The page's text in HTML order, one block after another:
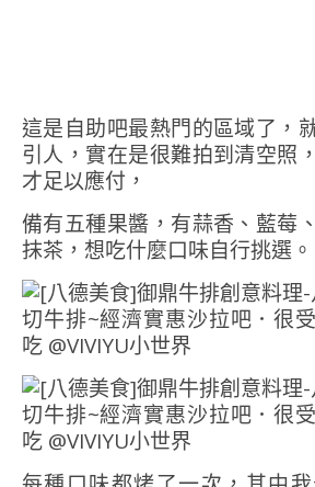
這是自助吧最熱門的區域了，
引人，實在是很難拍到清空照
才足以應付，
備有五種果醬，有蒜香、藍莓
抹茶，想吃什麼口味自行挑選。